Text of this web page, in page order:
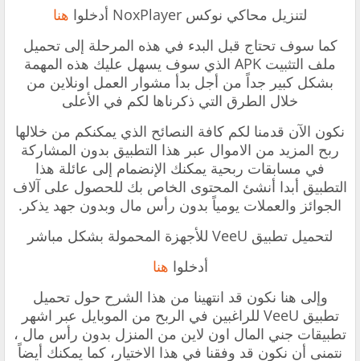
‏لتنزيل محاكي نوكس NoxPlayer أدخلوا هنا
‏كما سوف تحتاج قبل البدء في هذه المرحلة إلى تحميل
ملف التثبيت APK ‏الذي سوف يسهل عليك هذه المهمة
بشكل كبير جداً من أجل بدأ مشوار العمل اونلاين من
خلال الطرق التي ذكرناها لكم في الأعلى
‏نكون الآن قدمنا لكم كافة النصائح الذي يمكنكم من خلالها
ربح المزيد من الاموال عبر هذا التطبيق بدون المشاركة
في مسابقات ربحية يمكنك الإنضمام إلى عائلة هذا
التطبيق أبدا أنشئ المحتوى الخاص بك للحصول على آلاف
الجوائز والعملات يومياً بدون رأس مال وبدون جهد يذكر.
‏لتحميل تطبيق VeeU للأجهزة المحمولة بشكل مباشر
أدخلوا هنا
‏وإلى هنا نكون قد انتهينا من هذا الشرح حول تحميل
تطبيق VeeU لل
راغبين في الربح من الموبايل عبر اشهر
تطبيقات جني المال ‏اون لاين من المنزل بدون رأس مال ،
نتمنى أن نكون قد وفقنا في هذا الاختيار، كما يمكنك أيضاً